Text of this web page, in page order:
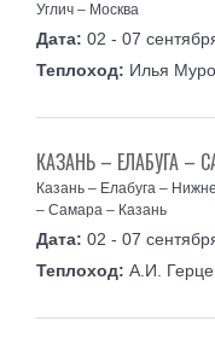
02 - 07
Углич – Москва
Илья
02 - 07
КАЗАНЬ – ЕЛАБУГА –
Казань – Елабуга –
– Самара – Казань
А.И.